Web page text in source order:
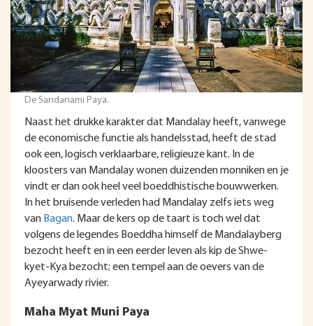
De Sandanami Paya.
Naast het drukke karakter dat Mandalay heeft, vanwege
de economische functie als handelsstad, heeft de stad
ook een, logisch verklaarbare, religieuze kant. In de
kloosters van Mandalay wonen duizenden monniken en je
vindt er dan ook heel veel boeddhistische bouwwerken.
In het bruisende verleden had Mandalay zelfs iets weg
van Bagan. Maar de kers op de taart is toch wel dat
volgens de legendes Boeddha himself de Mandalayberg
bezocht heeft en in een eerder leven als kip de Shwe-
kyet-Kya bezocht; een tempel aan de oevers van de
Ayeyarwady rivier.
Maha Myat Muni Paya